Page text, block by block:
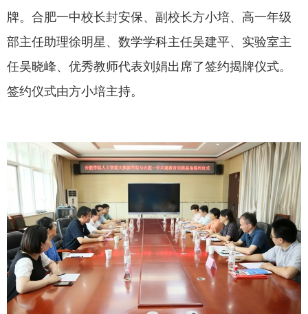
牌。合肥一中校长封安保、副校长方小培、高一年级
部主任助理徐明星、数学学科主任吴建平、实验室主
任吴晓峰、优秀教师代表刘娟出席了签约揭牌仪式。
签约仪式由方小培主持。